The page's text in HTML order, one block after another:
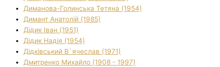
Диманова-Голинська Тетяна (1954)
Димант Анатолій (1985)
Дідик Іван (1951)
Дідик Надія (1954)
Дідківський В`ячеслав (1971)
Дмитренко Михайло (1908 - 1997)